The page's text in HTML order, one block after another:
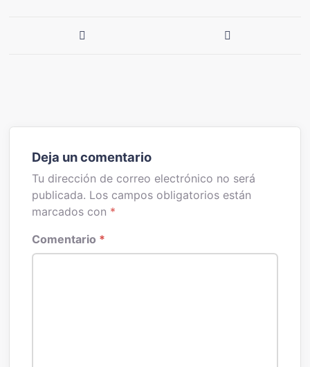
Deja un comentario
Tu dirección de correo electrónico no será
publicada. Los campos obligatorios están
marcados con *
Comentario *